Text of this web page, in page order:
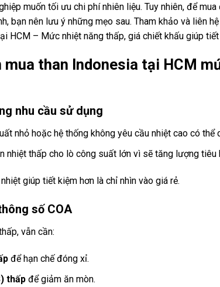
muốn tối ưu chi phí nhiên liệu. Tuy nhiên, để
bạn nên lưu ý những mẹo sau. Tham khảo và liên
HCM – Mức nhiệt năng thấp, giá chiết khấu giúp
mua than Indonesia tại HCM
nhu cầu sử dụng
nhỏ hoặc hệ thống không yêu cầu nhiệt cao có thể
nhiệt thấp cho lò công suất lớn vì sẽ tăng lượng tiêu
giúp tiết kiệm hơn là chỉ nhìn vào giá rẻ.
số COA
vẫn cần:
để hạn chế đóng xỉ.
thấp để giảm ăn mòn.